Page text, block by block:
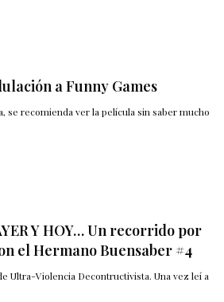
a Funny Games
se recomienda ver la película sin saber mucho
Y HOY… Un recorrido por
el Hermano Buensaber #4
Ultra-Violencia Decontructivista. Una vez leí a